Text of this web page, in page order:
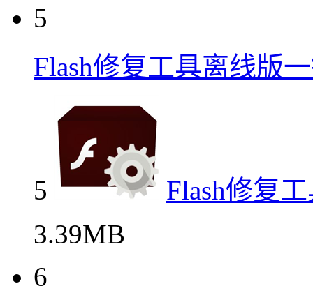
5
Flash修复工具离线版
5
Flash修复
3.39MB
6